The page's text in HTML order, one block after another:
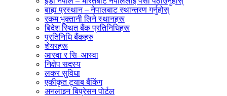
बाह्य प्रस्थान – नेपालबाट स्थान्तरण गर्नुहोस्
रकम भुक्तानी लिने स्थानहरू
बिदेश स्थित बैंक प्रतिनिधिहरू
प्रतिनिधि बैंकहरु
शेयरहरू
आस्वा र सि–आस्वा
निक्षेप सदस्य
लकर सुविधा
एकीकृत ट्याब बैंकिंग
अनलाइन बिप्रेसन पोर्टल